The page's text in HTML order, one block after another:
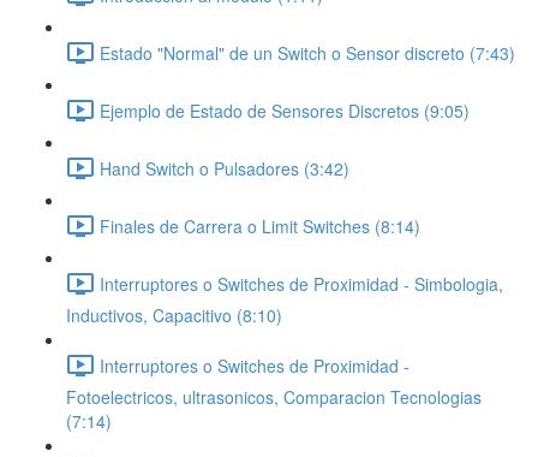
Estado "Normal" de un Switch o Sensor discreto (7:43)
Ejemplo de Estado de Sensores Discretos (9:05)
Hand Switch o Pulsadores (3:42)
Finales de Carrera o Limit Switches (8:14)
Interruptores o Switches de Proximidad - Simbologia,
Inductivos, Capacitivo (8:10)
Interruptores o Switches de Proximidad -
Fotoelectricos, ultrasonicos, Comparacion Tecnologias
(7:14)